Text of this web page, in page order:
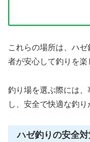
これらの場所は、ハ
者が安心して釣りを楽
釣り場を選ぶ際には
し、安全で快適な釣り
ハゼ釣りの安全